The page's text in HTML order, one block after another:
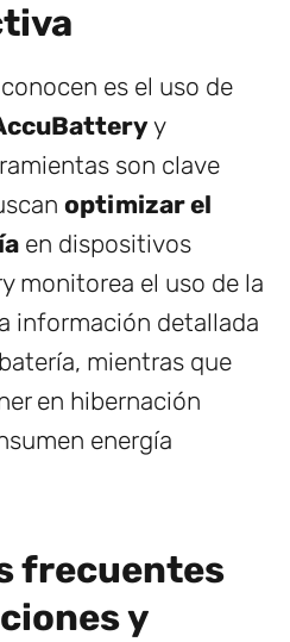
es el uso de
y
son clave
optimizar el
en dispositivos
monitorea el uso de la
información detallada
mientras que
en hibernación
energía
frecuentes
y